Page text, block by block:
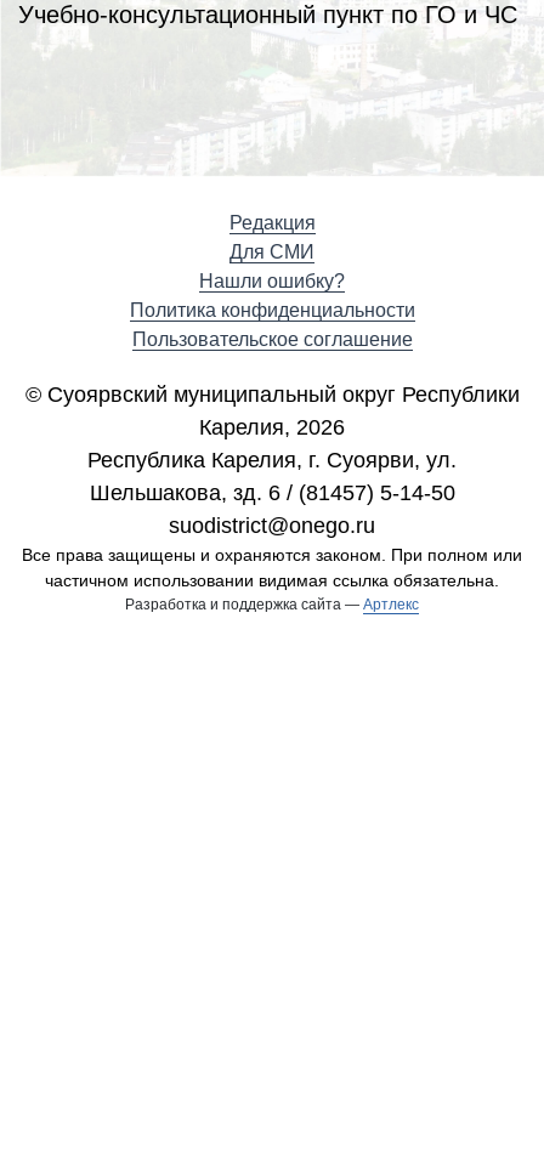
Учебно-консультационный пункт по ГО и ЧС
Редакция
Для СМИ
Нашли ошибку?
Политика конфиденциальности
Пользовательское соглашение
© Суоярвский муниципальный округ Республики
Карелия, 2026
Республика Карелия, г. Cуоярви, ул.
Шельшакова, зд. 6 / (81457) 5-14-50
suodistrict@onego.ru
Все права защищены и охраняются законом. При полном или
частичном использовании видимая ссылка обязательна.
Разработка и поддержка сайта — Артлекс